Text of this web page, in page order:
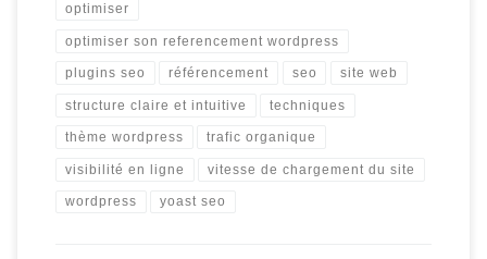
optimiser
optimiser son referencement wordpress
plugins seo référencement seo site web
structure claire et intuitive techniques
thème wordpress trafic organique
visibilité en ligne vitesse de chargement du site
wordpress yoast seo